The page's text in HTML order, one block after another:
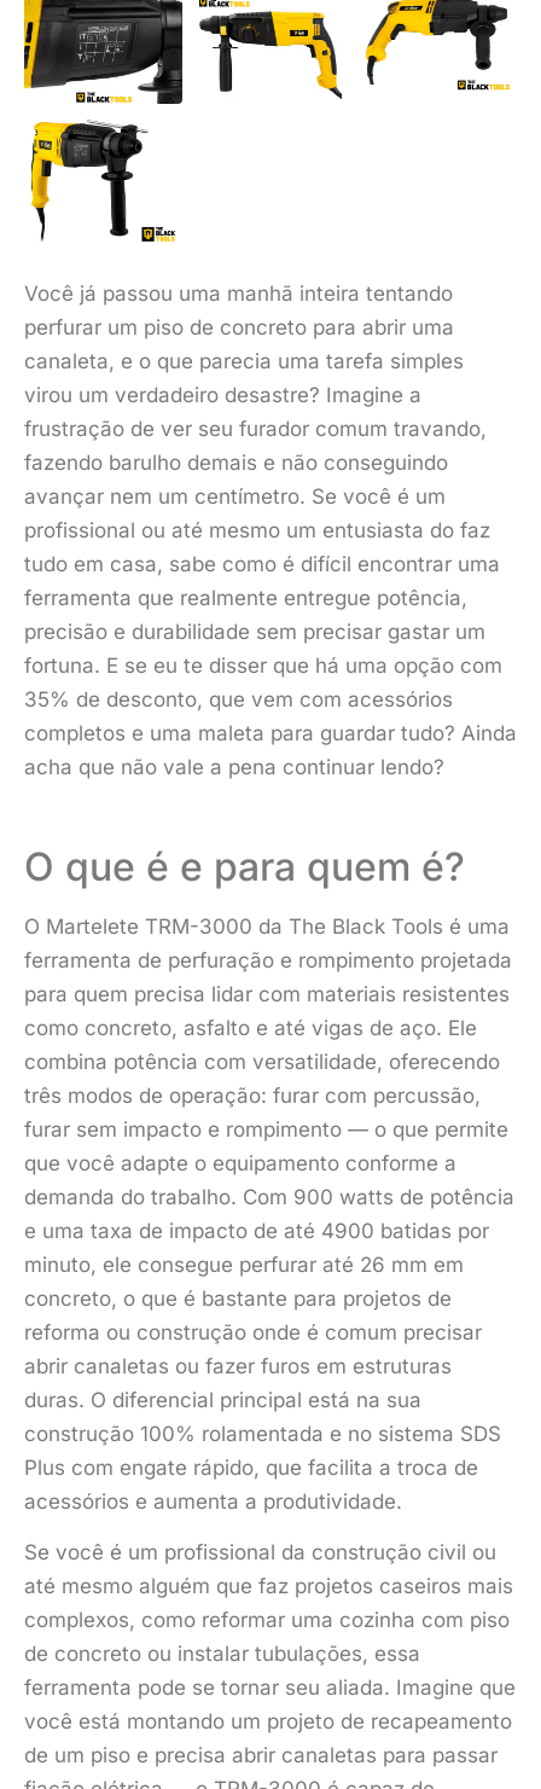
Você já passou uma manhã inteira tentando
perfurar um piso de concreto para abrir uma
canaleta, e o que parecia uma tarefa simples
virou um verdadeiro desastre? Imagine a
frustração de ver seu furador comum travando,
fazendo barulho demais e não conseguindo
avançar nem um centímetro. Se você é um
profissional ou até mesmo um entusiasta do faz
tudo em casa, sabe como é difícil encontrar uma
ferramenta que realmente entregue potência,
precisão e durabilidade sem precisar gastar um
fortuna. E se eu te disser que há uma opção com
35% de desconto, que vem com acessórios
completos e uma maleta para guardar tudo? Ainda
acha que não vale a pena continuar lendo?
O que é e para quem é?
O Martelete TRM-3000 da The Black Tools é uma
ferramenta de perfuração e rompimento projetada
para quem precisa lidar com materiais resistentes
como concreto, asfalto e até vigas de aço. Ele
combina potência com versatilidade, oferecendo
três modos de operação: furar com percussão,
furar sem impacto e rompimento — o que permite
que você adapte o equipamento conforme a
demanda do trabalho. Com 900 watts de potência
e uma taxa de impacto de até 4900 batidas por
minuto, ele consegue perfurar até 26 mm em
concreto, o que é bastante para projetos de
reforma ou construção onde é comum precisar
abrir canaletas ou fazer furos em estruturas
duras. O diferencial principal está na sua
construção 100% rolamentada e no sistema SDS
Plus com engate rápido, que facilita a troca de
acessórios e aumenta a produtividade.
Se você é um profissional da construção civil ou
até mesmo alguém que faz projetos caseiros mais
complexos, como reformar uma cozinha com piso
de concreto ou instalar tubulações, essa
ferramenta pode se tornar seu aliada. Imagine que
você está montando um projeto de recapeamento
de um piso e precisa abrir canaletas para passar